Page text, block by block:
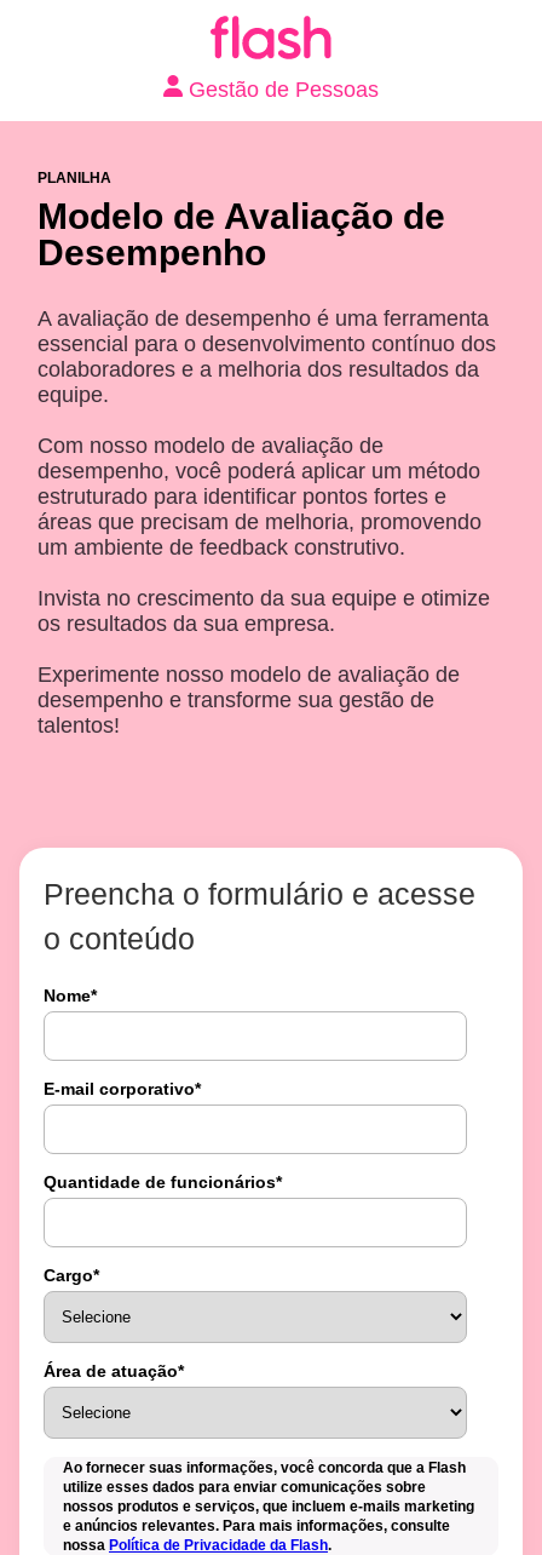
Gestão de Pessoas
PLANILHA
Modelo de Avaliação de
Desempenho
A avaliação de desempenho é uma ferramenta
essencial para o desenvolvimento contínuo dos
colaboradores e a melhoria dos resultados da
equipe.
Com nosso modelo de avaliação de
desempenho, você poderá aplicar um método
estruturado para identificar pontos fortes e
áreas que precisam de melhoria, promovendo
um ambiente de feedback construtivo.
Invista no crescimento da sua equipe e otimize
os resultados da sua empresa.
Experimente nosso modelo de avaliação de
desempenho e transforme sua gestão de
talentos!
Preencha o formulário e acesse
o conteúdo
Nome*
E-mail corporativo*
Quantidade de funcionários*
Cargo*
Área de atuação*
Ao fornecer suas informações, você concorda que a Flash
utilize esses dados para enviar comunicações sobre
nossos produtos e serviços, que incluem e-mails marketing
e anúncios relevantes. Para mais informações, consulte
nossa Política de Privacidade da Flash.